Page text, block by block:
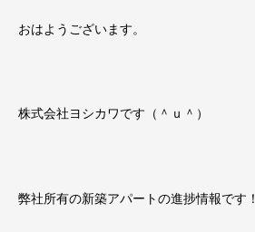
おはようございます。
株式会社ヨシカワです（＾ｕ＾）
弊社所有の新築アパートの進捗情報です！